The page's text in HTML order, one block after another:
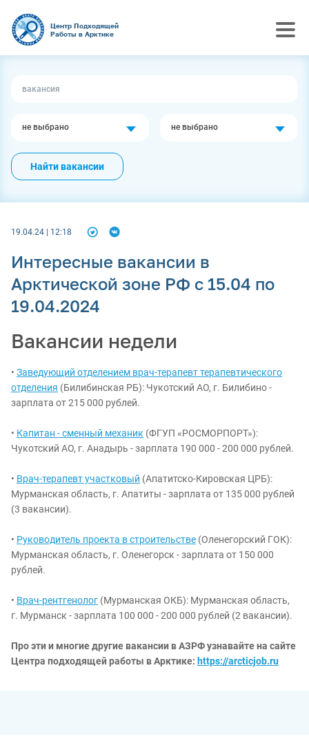
Центр Подходящей
Работы в Арктике
не выбрано не выбрано
Найти вакансии
19.04.24 | 12:18
Интересные вакансии в
Арктической зоне РФ с 15.04 по
19.04.2024
Вакансии недели
• Заведующий отделением врач-терапевт терапевтического
отделения (Билибинская РБ): Чукотский АО, г. Билибино -
зарплата от 215 000 рублей.
• Капитан - сменный механик (ФГУП «РОСМОРПОРТ»):
Чукотский АО, г. Анадырь - зарплата 190 000 - 200 000 рублей.
• Врач-терапевт участковый (Апатитско-Кировская ЦРБ):
Мурманская область, г. Апатиты - зарплата от 135 000 рублей
(3 вакансии).
• Руководитель проекта в строительстве (Оленегорский ГОК):
Мурманская область, г. Оленегорск - зарплата от 150 000
рублей.
• Врач-рентгенолог (Мурманская ОКБ): Мурманская область,
г. Мурманск - зарплата 100 000 - 200 000 рублей (2 вакансии).
Про эти и многие другие вакансии в АЗРФ узнавайте на сайте
Центра подходящей работы в Арктике: https://arcticjob.ru